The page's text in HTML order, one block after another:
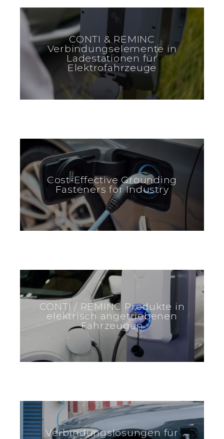
CONTI & REMINC
Verbindungselemente in
Ladestationen für
Elektrofahrzeuge
Cost-Effective Grounding
Fasteners for Industry
CONTI / REMINC Produkte in
elektrisch angetriebenen
Fahrzeugen
Verbindungslösungen für